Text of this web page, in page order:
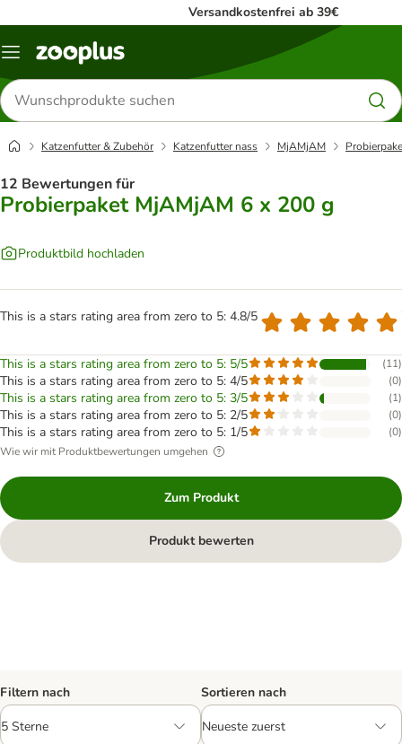
Versandkostenfrei ab 39€
Menü
Produkte
suchen
Katzenfutter & Zubehör Katzenfutter nass MjAMjAM
12 Bewertungen für
Probierpaket MjAMjAM 6 x 200 g
Produktbild hochladen
This is a stars rating area from zero to 5: 4.8/5
This is a stars rating area from zero to 5: 5/5 (11)
This is a stars rating area from zero to 5: 4/5 (0)
This is a stars rating area from zero to 5: 3/5 (1)
This is a stars rating area from zero to 5: 2/5 (0)
This is a stars rating area from zero to 5: 1/5 (0)
Wie wir mit Produktbewertungen umgehen
Zum Produkt
Produkt bewerten
Filtern nach Sortieren nach